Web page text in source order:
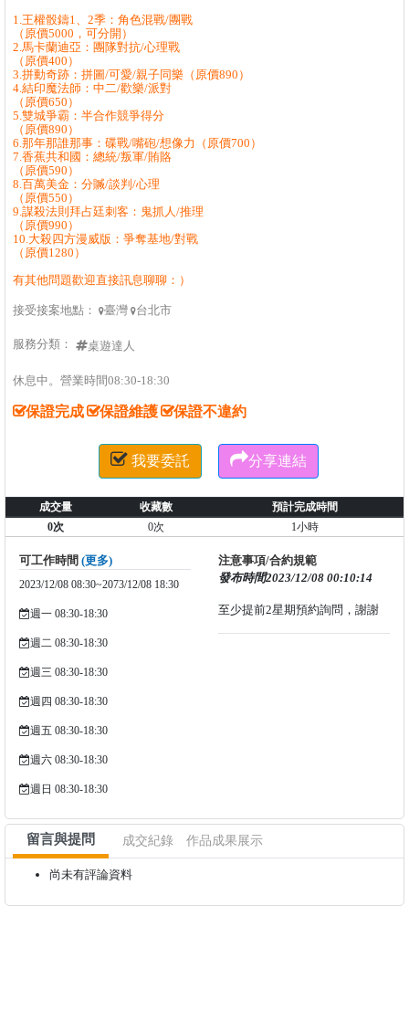
1.王權骰鑄1、2季：角色混戰/團戰
（原價5000，可分開）
2.馬卡蘭迪亞：團隊對抗/心理戰
（原價400）
3.拼動奇跡：拼圖/可愛/親子同樂（原價890）
4.結印魔法師：中二/歡樂/派對
（原價650）
5.雙城爭霸：半合作競爭得分
（原價890）
6.那年那誰那事：碟戰/嘴砲/想像力（原價700）
7.香蕉共和國：總統/叛軍/賄賂
（原價590）
8.百萬美金：分贓/談判/心理
（原價550）
9.謀殺法則拜占廷刺客：鬼抓人/推理
（原價990）
10.大殺四方漫威版：爭奪基地/對戰
（原價1280）
有其他問題歡迎直接訊息聊聊：）
接受接案地點： 臺灣 台北市
服務分類： 桌遊達人
休息中。營業時間08:30-18:30
保證完成 保證維護 保證不違約
 我要委託 分享連結
成交量 收藏數
預計完成時間
0次
0次 1小時
可工作時間 (更多)
2023/12/08 08:30~2073/12/08 18:30
週一 08:30-18:30
週二 08:30-18:30
週三 08:30-18:30
週四 08:30-18:30
週五 08:30-18:30
週六 08:30-18:30
週日 08:30-18:30
注意事項/合約規範
發布時間2023/12/08 00:10:14
至少提前2星期預約詢問，謝謝
留言與提問 成交紀錄 作品成果展示
尚未有評論資料